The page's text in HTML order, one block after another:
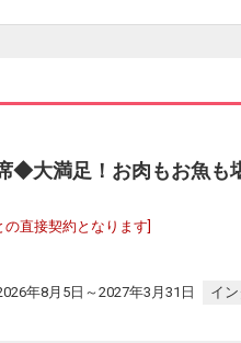
◆大満足！お肉もお魚も
の直接契約となります]
年8月5日～2027年3月31日 イ